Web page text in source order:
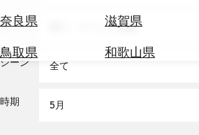
奈良県
滋賀県
鳥取県
和歌山県
テ
を
テーマ 祭り・イベント体験
シーン 全て
時期 5月